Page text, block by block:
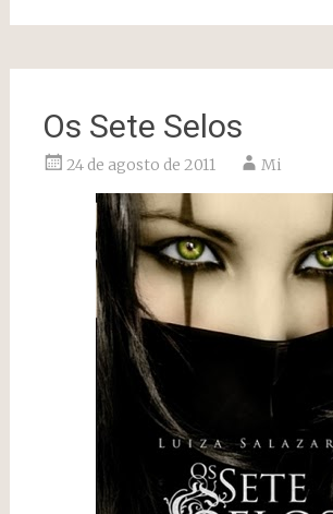
Os Sete Selos
24 de agosto de 2011 Mi